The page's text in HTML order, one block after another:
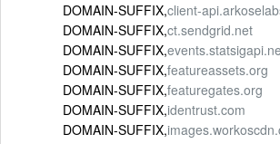
DOMAIN-SUFFIX,client-
DOMAIN-SUFFIX,ct.sendgrid.net
DOMAIN-SUFFIX,
DOMAIN-SUFFIX,featureassets.org
DOMAIN-SUFFIX,featuregates.org
DOMAIN-SUFFIX,identrust.com
DOMAIN-SUFFIX,